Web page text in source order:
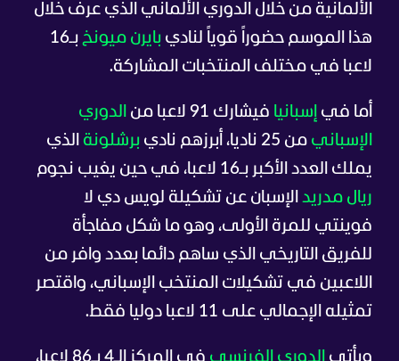
الألمانية من خلال الدوري الألماني الذي عرف خلال
هذا الموسم حضوراً قوياً لنادي بايرن ميونخ
بـ16
لاعبا في مختلف المنتخبات المشاركة.
أما في إسبانيا فيشارك 91 لاعبا من
الدوري
الإسباني من 25 ناديا، أبرزهم نادي برشلونة الذي
يملك العدد الأكبر بـ16 لاعبا، في حين يغيب نجوم
ريال مدريد الإسبان عن تشكيلة لويس دي لا
فوينتي للمرة الأولى، وهو ما شكل مفاجأة
للفريق التاريخي الذي ساهم دائما بعدد وافر من
اللاعبين في تشكيلات المنتخب الإسباني، واقتصر
تمثيله الإجمالي على 11 لاعبا دوليا فقط.
ويأتي الدوري الفرنسي في المركز الـ4 بـ86 لاعبا،